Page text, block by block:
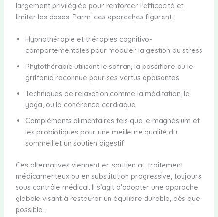
largement privilégiée pour renforcer l’efficacité et
limiter les doses. Parmi ces approches figurent :
Hypnothérapie et thérapies cognitivo-
comportementales pour moduler la gestion du stress
Phytothérapie utilisant le safran, la passiflore ou le
griffonia reconnue pour ses vertus apaisantes
Techniques de relaxation comme la méditation, le
yoga, ou la cohérence cardiaque
Compléments alimentaires tels que le magnésium et
les probiotiques pour une meilleure qualité du
sommeil et un soutien digestif
Ces alternatives viennent en soutien au traitement
médicamenteux ou en substitution progressive, toujours
sous contrôle médical. Il s’agit d’adopter une approche
globale visant à restaurer un équilibre durable, dès que
possible.